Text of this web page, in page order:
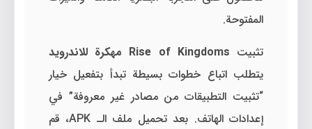
المفتوحة.
تثبيت Rise of Kingdoms مهكرة للاندرويد
يتطلب اتباع خطوات بسيطة تبدأ بتفعيل خيار
“تثبيت التطبيقات من مصادر غير معروفة” في
إعدادات الهاتف. بعد تحميل ملف الـ APK، قم